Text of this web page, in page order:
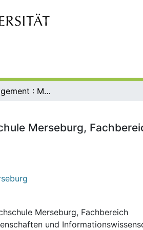
Projektmanagement : Masterstudiengang / Hochschule Merseburg, Fachbereich Wirtschaftswissenschaften und Informationswissenschaften
Merseburg,
Merseburg, Fachbereich
und